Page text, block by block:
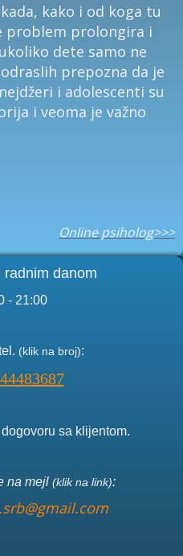
kako i od koga tu
problem prolongira i
dete samo ne
prepozna da je
i adolescenti su
i veoma je važno
Online psiholog>>>
radnim danom
- 21:00
(klik na broj):
sa klijentom.
na mejl (klik na link):